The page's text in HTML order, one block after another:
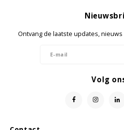
Ontvang de laatste updates,
Volg